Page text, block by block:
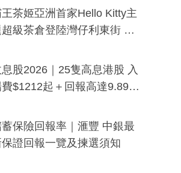
鐘生成「貼地」宣傳短片
王茶姬亞洲首家Hello Kitty主
超級茶倉登陸灣仔利東街 推
香港限定特調系列
股2026｜25隻高息港股 入
$1212起＋回報高達9.89
保險回報率｜滙豐 中銀最
保證回報一覽及揀選須知